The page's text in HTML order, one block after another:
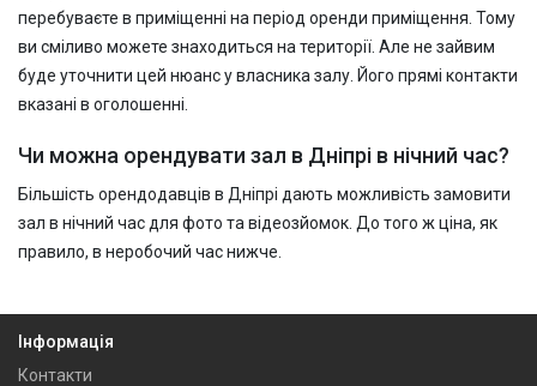
перебуваєте в приміщенні на період оренди приміщення. Тому
ви сміливо можете знаходиться на території. Але не зайвим
буде уточнити цей нюанс у власника залу. Його прямі контакти
вказані в оголошенні.
Чи можна орендувати зал в Дніпрі в нічний час?
Більшість орендодавців в Дніпрі дають можливість замовити
зал в нічний час для фото та відеозйомок. До того ж ціна, як
правило, в неробочий час нижче.
Інформація
Контакти